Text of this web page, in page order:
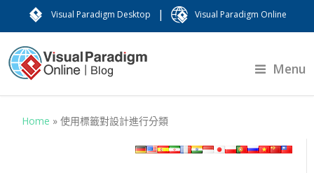
Visual Paradigm Desktop | Visual Paradigm Online
Menu
Home »使用標籤對設計進行分類